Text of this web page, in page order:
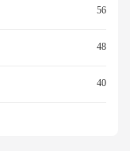
56
48
40